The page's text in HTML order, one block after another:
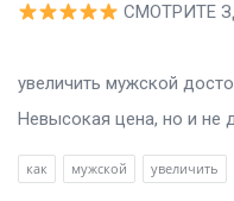
СМОТРИТЕ
Я
увеличить мужской
Невысокая цена, но и не
как мужской увеличить